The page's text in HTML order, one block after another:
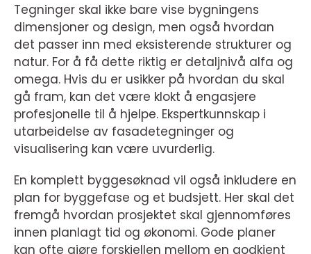
Tegninger skal ikke bare vise bygningens
dimensjoner og design, men også hvordan
det passer inn med eksisterende strukturer og
natur. For å få dette riktig er detaljnivå alfa og
omega. Hvis du er usikker på hvordan du skal
gå fram, kan det være klokt å engasjere
profesjonelle til å hjelpe. Ekspertkunnskap i
utarbeidelse av fasadetegninger og
visualisering kan være uvurderlig.
En komplett byggesøknad vil også inkludere en
plan for byggefase og et budsjett. Her skal det
fremgå hvordan prosjektet skal gjennomføres
innen planlagt tid og økonomi. Gode planer
kan ofte gjøre forskjellen mellom en godkjent